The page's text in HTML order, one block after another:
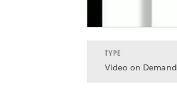
TYPE
Video on Demand